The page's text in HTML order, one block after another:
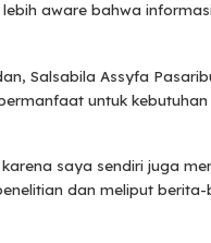
aware bahwa
Salsabila Assyfa
untuk
saya sendiri juga
dan meliput